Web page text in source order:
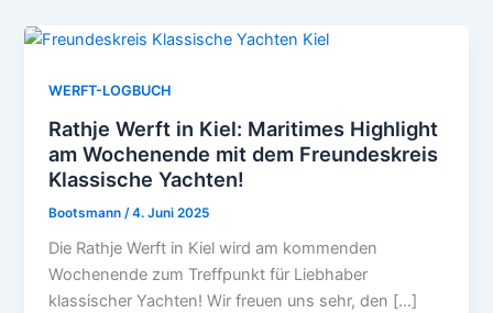
WERFT-LOGBUCH
Rathje Werft in Kiel: Maritimes Highlight
am Wochenende mit dem Freundeskreis
Klassische Yachten!
Bootsmann /4. Juni 2025
Die Rathje Werft in Kiel wird am kommenden
Wochenende zum Treffpunkt für Liebhaber
klassischer Yachten! Wir freuen uns sehr, den […]